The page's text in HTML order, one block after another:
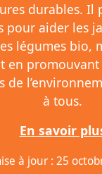
durables. Il
pour aider les
légumes bio,
en promouvant
de
à tous.
En savoir
à jour : 25